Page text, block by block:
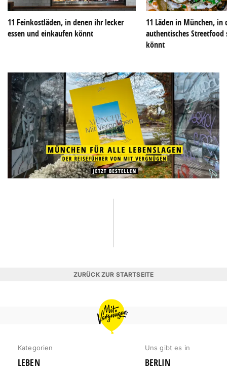
11 Feinkostläden, in denen ihr lecker
essen und einkaufen könnt
11 Läden in München, in
authentisches Streetfood
könnt
ZURÜCK ZUR STARTSEITE
MIT
VERGNÜGEN
MÜNCHEN
Kategorien
LEBEN
Uns gibt es in
BERLIN